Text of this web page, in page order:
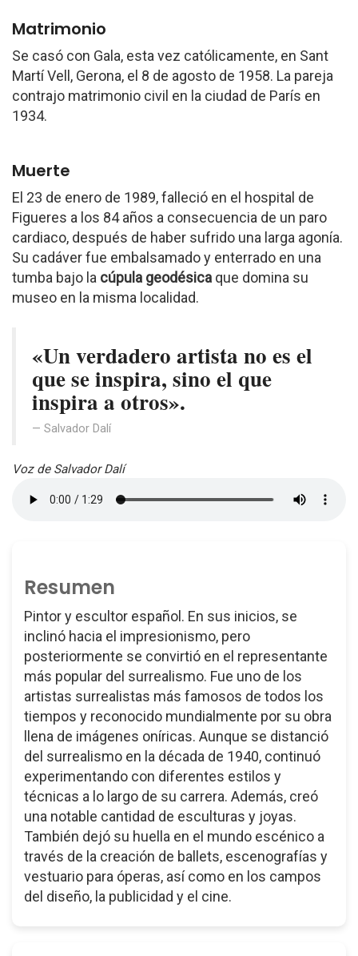
Matrimonio
Se casó con Gala, esta vez católicamente, en Sant
Martí Vell, Gerona, el 8 de agosto de 1958. La pareja
contrajo matrimonio civil en la ciudad de París en
1934.
Muerte
El 23 de enero de 1989, falleció en el hospital de
Figueres a los 84 años a consecuencia de un paro
cardiaco, después de haber sufrido una larga agonía.
Su cadáver fue embalsamado y enterrado en una
tumba bajo la cúpula geodésica que domina su
museo en la misma localidad.
«Un verdadero artista no es el
que se inspira, sino el que
inspira a otros».
Salvador Dalí
Voz de Salvador Dalí
Resumen
Pintor y escultor español. En sus inicios, se
inclinó hacia el impresionismo, pero
posteriormente se convirtió en el representante
más popular del surrealismo. Fue uno de los
artistas surrealistas más famosos de todos los
tiempos y reconocido mundialmente por su obra
llena de imágenes oníricas. Aunque se distanció
del surrealismo en la década de 1940, continuó
experimentando con diferentes estilos y
técnicas a lo largo de su carrera. Además, creó
una notable cantidad de esculturas y joyas.
También dejó su huella en el mundo escénico a
través de la creación de ballets, escenografías y
vestuario para óperas, así como en los campos
del diseño, la publicidad y el cine.